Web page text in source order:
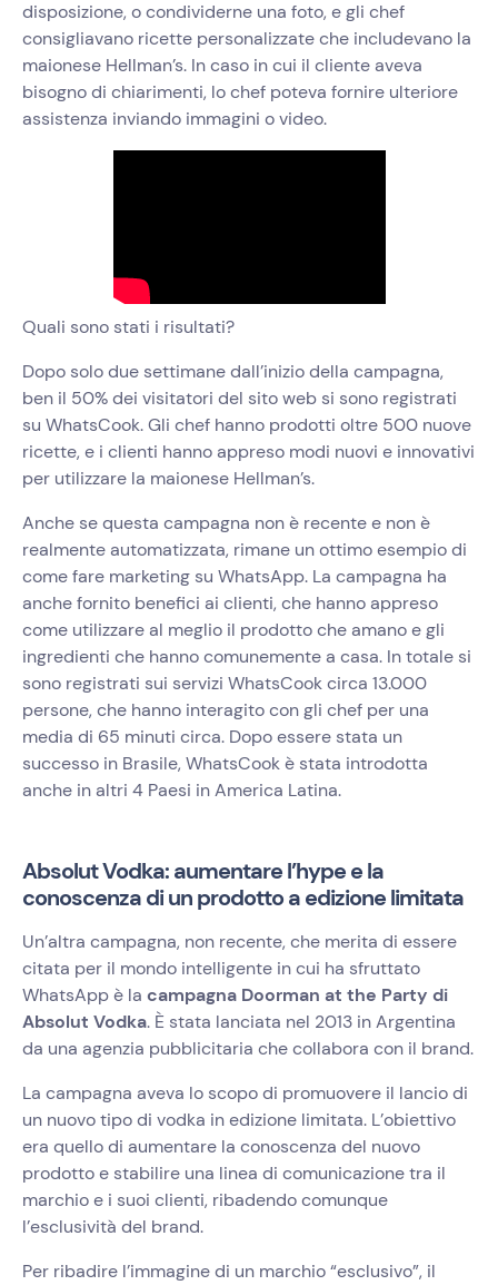
disposizione, o condividerne una foto, e gli chef
consigliavano ricette personalizzate che includevano la
maionese Hellman’s. In caso in cui il cliente aveva
bisogno di chiarimenti, lo chef poteva fornire ulteriore
assistenza inviando immagini o video.
Quali sono stati i risultati?
Dopo solo due settimane dall’inizio della campagna,
ben il 50% dei visitatori del sito web si sono registrati
su WhatsCook. Gli chef hanno prodotti oltre 500 nuove
ricette, e i clienti hanno appreso modi nuovi e innovativi
per utilizzare la maionese Hellman’s.
Anche se questa campagna non è recente e non è
realmente automatizzata, rimane un ottimo esempio di
come fare marketing su WhatsApp. La campagna ha
anche fornito benefici ai clienti, che hanno appreso
come utilizzare al meglio il prodotto che amano e gli
ingredienti che hanno comunemente a casa. In totale si
sono registrati sui servizi WhatsCook circa 13.000
persone, che hanno interagito con gli chef per una
media di 65 minuti circa. Dopo essere stata un
successo in Brasile, WhatsCook è stata introdotta
anche in altri 4 Paesi in America Latina.
Absolut Vodka: aumentare l’hype e la
conoscenza di un prodotto a edizione limitata
Un’altra campagna, non recente, che merita di essere
citata per il mondo intelligente in cui ha sfruttato
WhatsApp è la campagna Doorman at the Party di
Absolut Vodka. È stata lanciata nel 2013 in Argentina
da una agenzia pubblicitaria che collabora con il brand.
La campagna aveva lo scopo di promuovere il lancio di
un nuovo tipo di vodka in edizione limitata. L’obiettivo
era quello di aumentare la conoscenza del nuovo
prodotto e stabilire una linea di comunicazione tra il
marchio e i suoi clienti, ribadendo comunque
l’esclusività del brand.
Per ribadire l’immagine di un marchio “esclusivo”, il